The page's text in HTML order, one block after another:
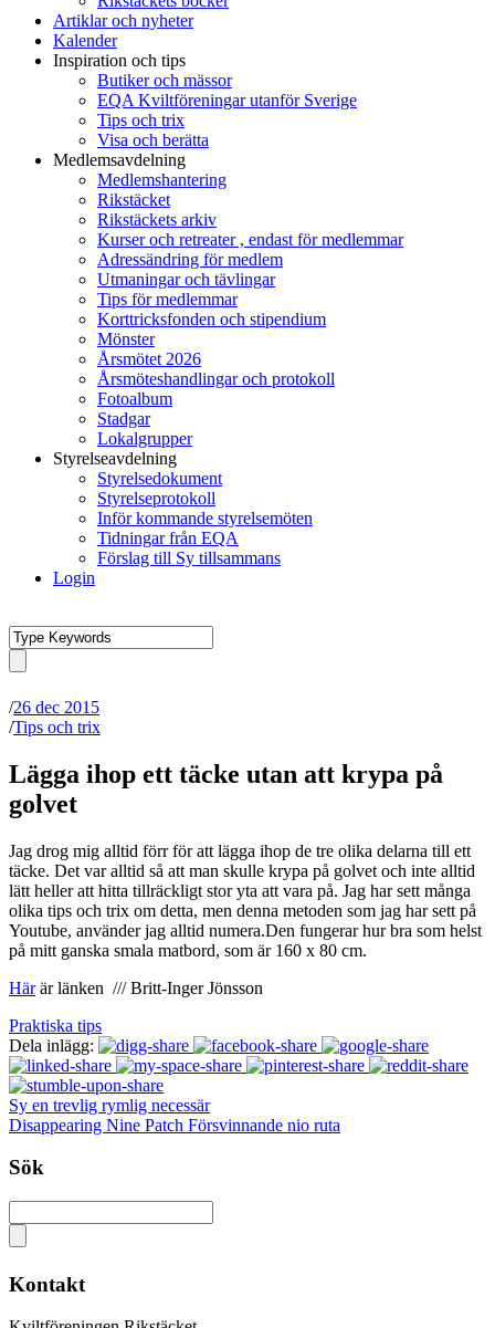
Artiklar och nyheter
Kalender
Inspiration och tips
Butiker och mässor
EQA Kviltföreningar utanför Sverige
Tips och trix
Visa och berätta
Medlemsavdelning
Medlemshantering
Rikstäcket
Rikstäckets arkiv
Kurser och retreater , endast för medlemmar
Adressändring för medlem
Utmaningar och tävlingar
Tips för medlemmar
Korttricksfonden och stipendium
Mönster
Årsmötet 2026
Årsmöteshandlingar och protokoll
Fotoalbum
Stadgar
Lokalgrupper
Styrelseavdelning
Styrelsedokument
Styrelseprotokoll
Inför kommande styrelsemöten
Tidningar från EQA
Förslag till Sy tillsammans
Login
/26 dec 2015
/Tips och trix
Lägga ihop ett täcke utan att krypa på
golvet
Jag drog mig alltid förr för att lägga ihop de tre olika delarna till ett
täcke. Det var alltid så att man skulle krypa på golvet och inte alltid
lätt heller att hitta tillräckligt stor yta att vara på. Jag har sett många
olika tips och trix om detta, men denna metoden som jag har sett på
Youtube, använder jag alltid numera.Den fungerar hur bra som helst
på mitt ganska smala matbord, som är 160 x 80 cm.
Härär länken /// Britt-Inger Jönsson
Praktiska tips
Dela inlägg:
Sy en trevlig rymlig necessär
Disappearing Nine Patch Försvinnande nio ruta
Sök
Kontakt